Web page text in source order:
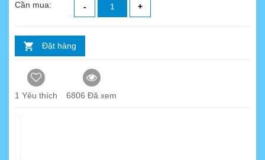
Cần mua: - +
Đặt hàng
1 Yêu thích 6806 Đã xem